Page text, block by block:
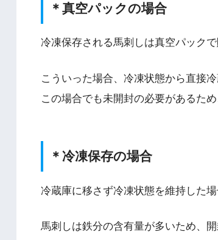
＊真空パックの場合
冷凍保存される馬刺しは真空パック
こういった場合、冷凍状態から直接
この場合でも未開封の必要があるた
＊冷凍保存の場合
冷蔵庫に移さず冷凍状態を維持した
馬刺しは鉄分の含有量が多いため、